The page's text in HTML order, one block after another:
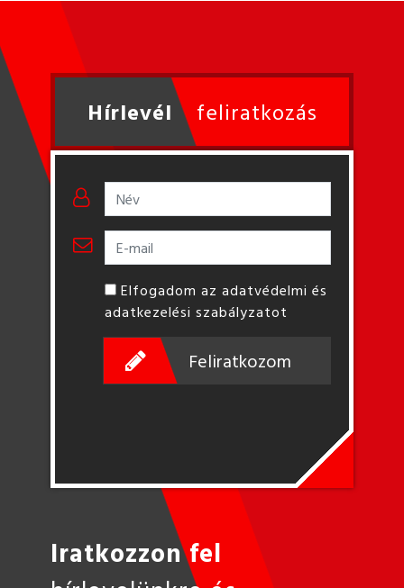
Hírlevél feliratkozás
Elfogadom az adatvédelmi és
adatkezelési szabályzatot
Feliratkozom
Iratkozzon fel